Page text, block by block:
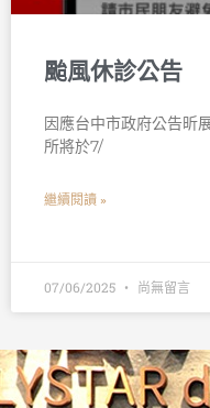
颱風休診公告
因應台中市政府公告昕
所將於7/
繼續閱讀 »
07/06/2025 尚無留言